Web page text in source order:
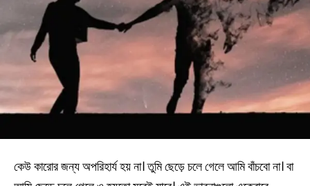
কেউ কারোর জন্য অপরিহার্য হয় না। তুমি ছেড়ে চলে গেলে আমি বাঁচবো না। বা